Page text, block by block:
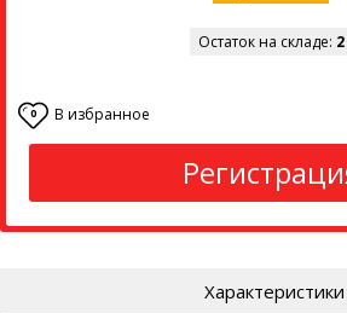
Остаток на складе: 2
0 В избранное
Характеристики